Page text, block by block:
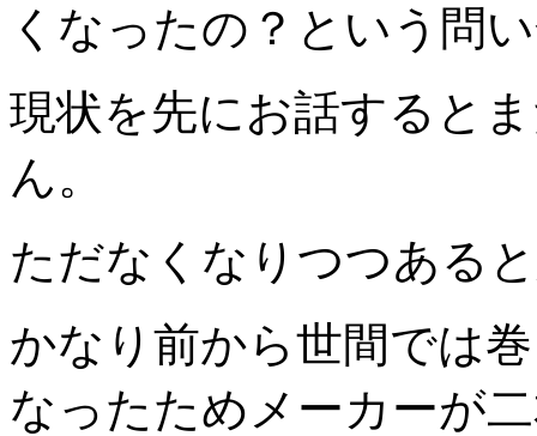
くなったの？という問
現状を先にお話すると
ん。
ただなくなりつつある
かなり前から世間では
なったためメーカーが